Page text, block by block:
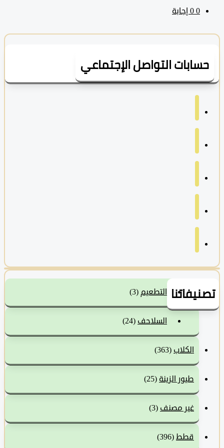
التواصل الإجتماعي
التطعيم(3)
السلاحف(24)
الكلاب(363)
طيور الزينة(25)
غير مصنف(3)
قطط (396)